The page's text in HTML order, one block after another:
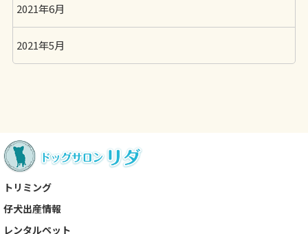
2021年6月
2021年5月
トリミング
仔犬出産情報
レンタルペット